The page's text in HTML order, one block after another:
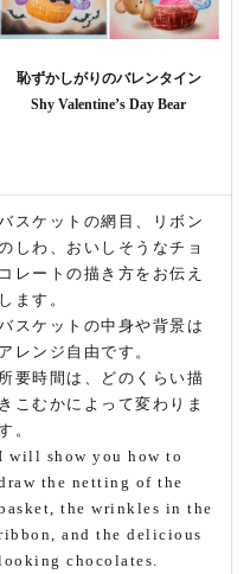
恥ずかしがりのバレンタイン
Shy Valentine’s Day Bear
スケットの網目、リボン
しわ、おいしそうなチョ
コレートの描き方をお伝え
します。
スケットの中身や背景は
アレンジ自由です。
所要時間は、どのくらい描
きこむかによって変わりま
。
will show you how to
the netting of the
the wrinkles in the
and the delicious
chocolates.